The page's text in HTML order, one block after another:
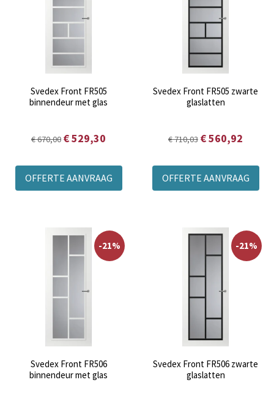
Svedex Front FR505
binnendeur met glas
€ 670,00 € 529,30
OFFERTE AANVRAAG
Svedex Front FR505 zwarte
glaslatten
€ 710,03 € 560,92
OFFERTE AANVRAAG
-21%
Svedex Front FR506
binnendeur met glas
-21%
Svedex Front FR506 zwarte
glaslatten